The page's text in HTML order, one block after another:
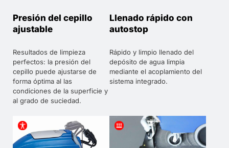
Presión del cepillo
ajustable
Resultados de limpieza
perfectos: la presión del
cepillo puede ajustarse de
forma óptima al las
condiciones de la superficie y
al grado de suciedad.
Llenado rápido con
autostop
Rápido y limpio llenado del
depósito de agua limpia
mediante el acoplamiento del
sistema integrado.